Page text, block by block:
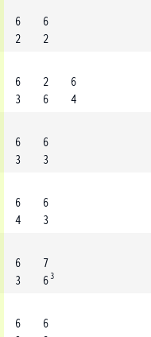
6
2
6
2
6
3
2
6
6
4
6
3
6
3
6
4
6
3
6
3
7
6 3
6
6